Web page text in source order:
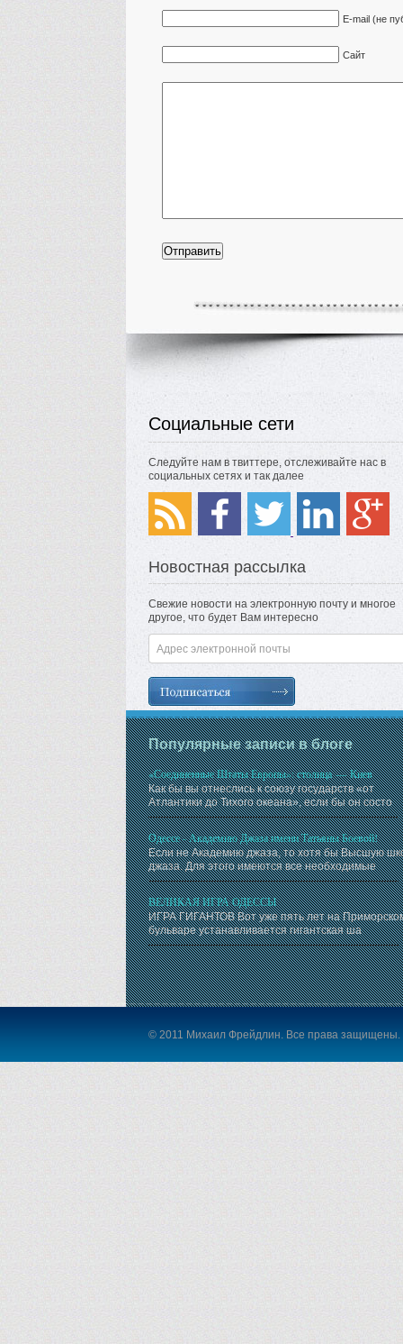
E-mail (не
Сайт
Социальные сети
Следуйте нам в твиттере, отслеживайте нас в
социальных сетях и так далее
Новостная рассылка
Свежие новости на электронную почту и многое
другое, что будет Вам интересно
Популярные записи в блоге
«Соединенные Штаты Европы»: столица — Киев
Как бы вы отнеслись к союзу государств «от
Атлантики до Тихого океана», если бы он состо
Одессе - Академию Джаза имени Татьяны Боевой!
Если не Академию джаза, то хотя бы Высшую
джаза. Для этого имеются все необходимые
ВЕЛИКАЯ ИГРА ОДЕССЫ
ИГРА ГИГАНТОВ Вот уже пять лет на
бульваре устанавливается гигантская ша
© 2011 Михаил Фрейдлин. Все права защищены.